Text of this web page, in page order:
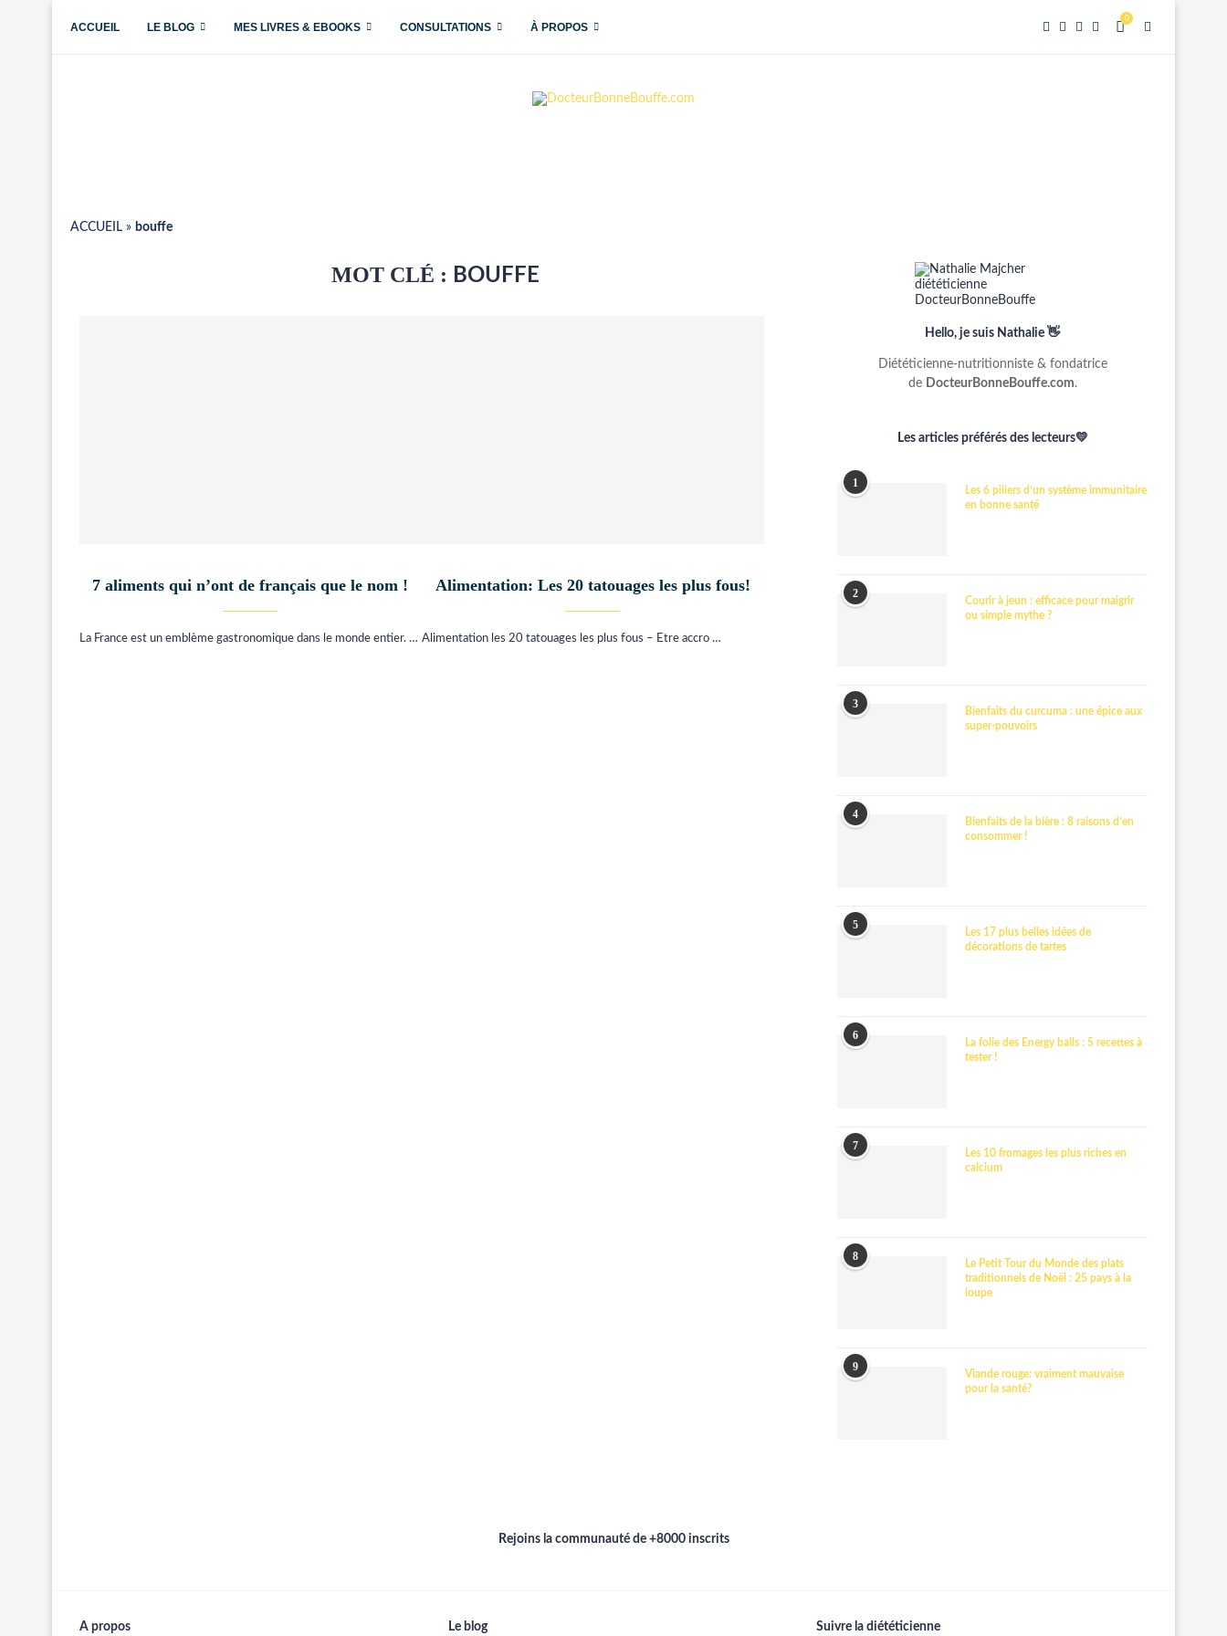
ACCUEIL LE BLOG MES LIVRES & EBOOKS CONSULTATIONS À PROPOS
0
ACCUEIL » bouffe
MOT CLÉ : BOUFFE
7 aliments qui n’ont de français que le nom !
La France est un emblème gastronomique dans le monde entier. …
Alimentation: Les 20 tatouages les plus fous!
Alimentation les 20 tatouages les plus fous – Etre accro …
Hello, je suis Nathalie 👋
Diététicienne-nutritionniste & fondatrice
de DocteurBonneBouffe.com.
Les articles préférés des lecteurs💛
1
Les 6 piliers d’un système immunitaire
en bonne santé
2
Courir à jeun : efficace pour maigrir
ou simple mythe ?
3
Bienfaits du curcuma : une épice aux
super-pouvoirs
4
Bienfaits de la bière : 8 raisons d’en
consommer !
5
Les 17 plus belles idées de
décorations de tartes
6
La folie des Energy balls : 5 recettes à
tester !
7
Les 10 fromages les plus riches en
calcium
8
Le Petit Tour du Monde des plats
traditionnels de Noël : 25 pays à la
loupe
9
Viande rouge: vraiment mauvaise
pour la santé?
Rejoins la communauté de +8000 inscrits
A propos Le blog Suivre la diététicienne